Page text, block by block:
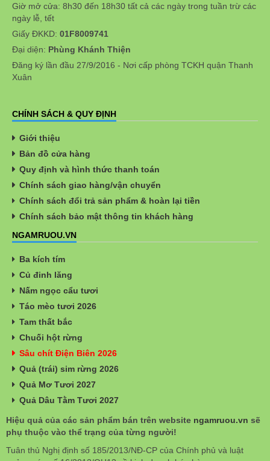
Giờ mở cửa: 8h30 đến 18h30 tất cả các ngày trong tuần trừ các
ngày lễ, tết
Giấy ĐKKD: 01F8009741
Đại diện: Phùng Khánh Thiện
Đăng ký lần đầu 27/9/2016 - Nơi cấp phòng TCKH quận Thanh
Xuân
CHÍNH SÁCH & QUY ĐỊNH
Giới thiệu
Bản đồ cửa hàng
Quy định và hình thức thanh toán
Chính sách giao hàng/vận chuyển
Chính sách đổi trả sản phẩm & hoàn lại tiền
Chính sách bảo mật thông tin khách hàng
NGAMRUOU.VN
Ba kích tím
Củ đinh lăng
Nấm ngọc cẩu tươi
Táo mèo tươi 2026
Tam thất bắc
Chuối hột rừng
Sâu chít Điện Biên 2026
Quả (trái) sim rừng 2026
Quả Mơ Tươi 2027
Quả Dâu Tằm Tươi 2027
Hiệu quả của các sản phẩm bán trên website ngamruou.vn sẽ
phụ thuộc vào thể trạng của từng người!
Tuân thủ Nghị định số 185/2013/NĐ-CP của Chính phủ và luật